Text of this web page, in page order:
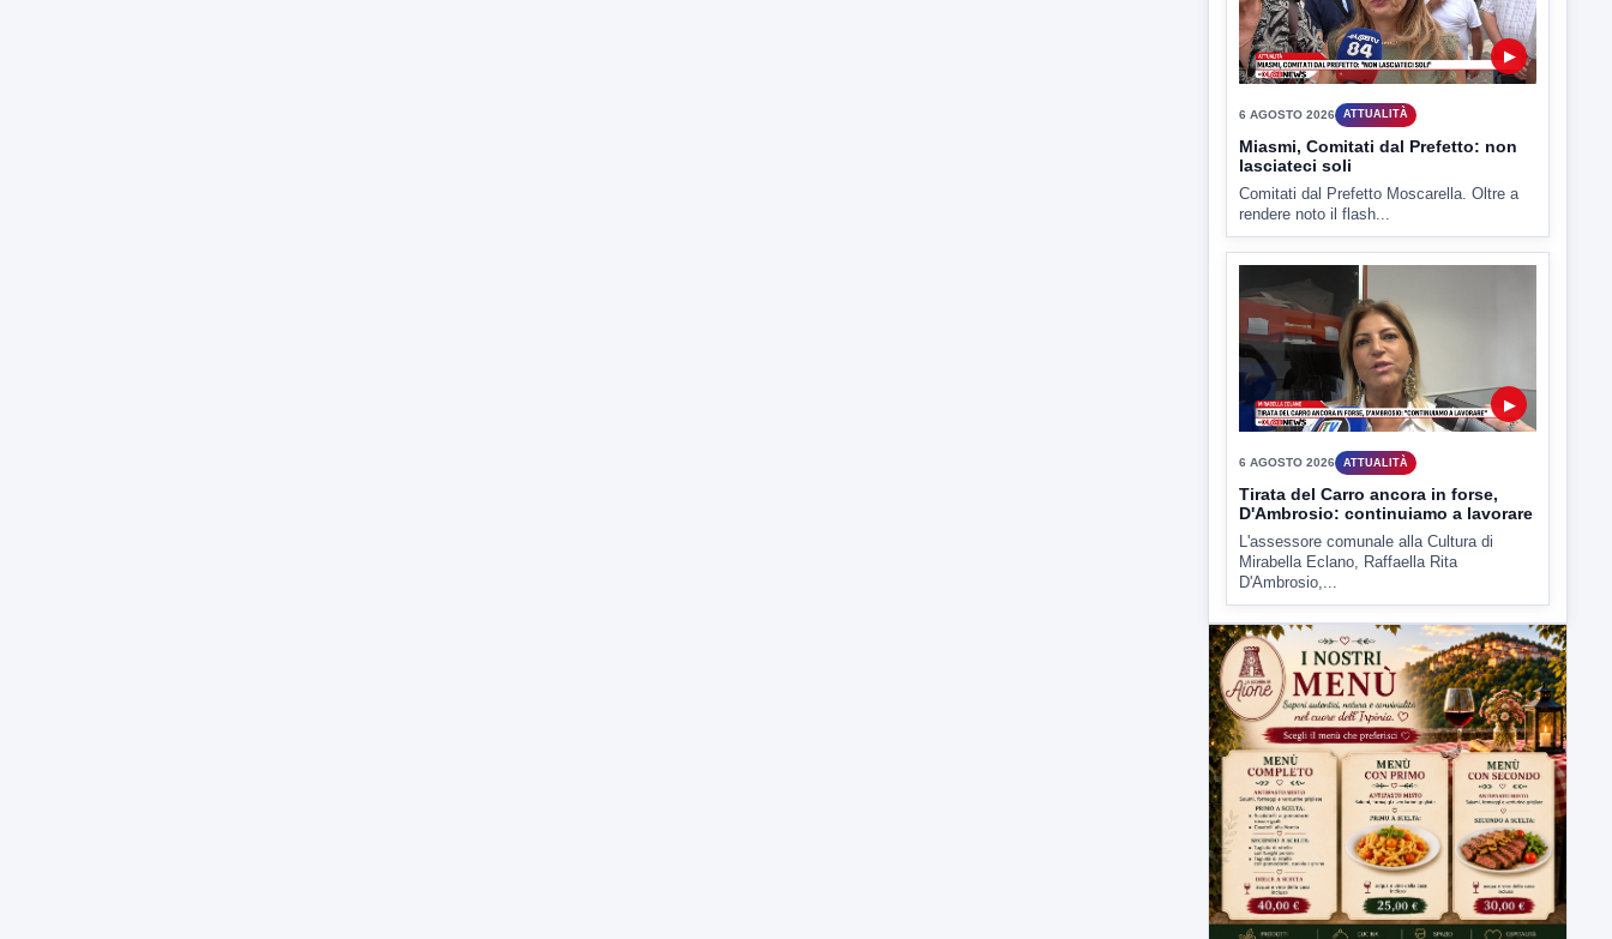
Miasmi, Comitati dal Prefetto: non
Comitati dal Prefetto Moscarella. Oltre a
rendere noto il flash...
Tirata del Carro ancora in forse,
D'Ambrosio: continuiamo a lavorare
L'assessore comunale alla Cultura di
Mirabella Eclano, Raffaella Rita
D'Ambrosio,...